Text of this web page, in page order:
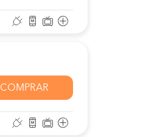
COMPRAR